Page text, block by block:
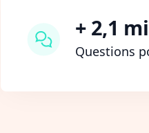
+ 2,1
Questions